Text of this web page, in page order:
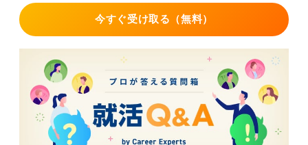
今すぐ受け取る（無料）